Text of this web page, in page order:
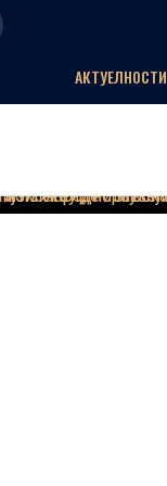
АКТУЕЛНOСТИ